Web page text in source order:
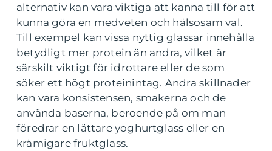
alternativ kan vara viktiga att känna till för att
kunna göra en medveten och hälsosam val.
Till exempel kan vissa nyttig glassar innehålla
betydligt mer protein än andra, vilket är
särskilt viktigt för idrottare eller de som
söker ett högt proteinintag. Andra skillnader
kan vara konsistensen, smakerna och de
använda baserna, beroende på om man
föredrar en lättare yoghurtglass eller en
krämigare fruktglass.